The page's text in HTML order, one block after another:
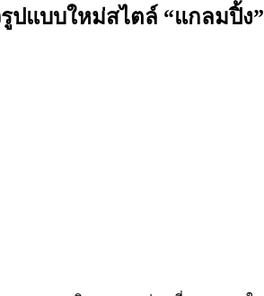
ปแบบใหม่สไตล์ “แกลมปิ้ง”